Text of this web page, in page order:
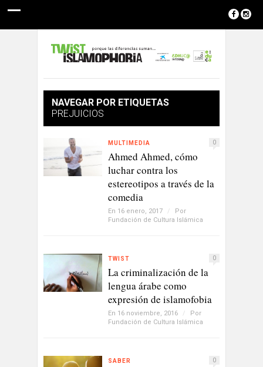
NAVEGAR POR ETIQUETAS
PREJUICIOS
MULTIMEDIA 0
Ahmed Ahmed, cómo
luchar contra los
estereotipos a través de la
comedia
En 16 enero, 2017 /
Por
Fundación de Cultura Islámica
TWIST 0
La criminalización de la
lengua árabe como
expresión de islamofobia
En 16 noviembre, 2016 /
Por
Fundación de Cultura Islámica
SABER 0